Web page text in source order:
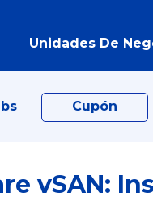
Unidades De
Cupón
vSAN: